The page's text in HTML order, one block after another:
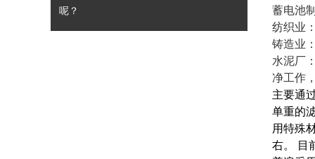
呢？
蓄电池
纺织业
铸造业
水泥厂
净工作
主要通
单重的
用特殊
右。 目